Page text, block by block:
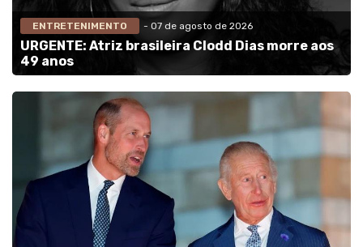
ENTRETENIMENTO - 07 de agosto de 2026
URGENTE: Atriz brasileira Clodd Dias morre aos
49 anos